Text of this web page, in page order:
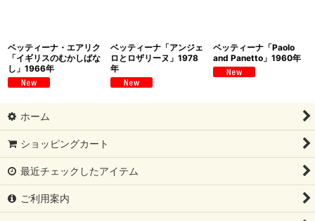
ベッティーナ・エアリク
「イギリスのむかしばな
し」1966年
ベッティーナ「アンジェ
ロとロザリーヌ」1978
年
ベッティーナ「Paolo
and Panetto」1960年
ホーム
ショッピングカート
最近チェックしたアイテム
ご利用案内